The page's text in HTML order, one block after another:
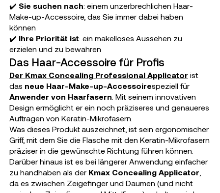
✔️ Sie suchen nach: einem unzerbrechlichen Haar-
Make-up-Accessoire, das Sie immer dabei haben
können
✔️ Ihre Priorität ist: ein makelloses Aussehen zu
erzielen und zu bewahren
Das Haar-Accessoire für Profis
Der Kmax Concealing Professional Applicator ist
das neue Haar-Make-up-Accessoirespeziell für
Anwender von Haarfasern . Mit seinem innovativen
Design ermöglicht er ein noch präziseres und genaueres
Auftragen von Keratin-Mikrofasern.
Was dieses Produkt auszeichnet, ist sein ergonomischer
Griff, mit dem Sie die Flasche mit den Keratin-Mikrofasern
präziser in die gewünschte Richtung führen können.
Darüber hinaus ist es bei längerer Anwendung einfacher
zu handhaben als der Kmax Concealing Applicator
da es zwischen Zeigefinger und Daumen (und nicht